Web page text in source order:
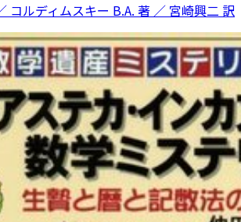
コルディムスキー B.A. 著 ／ 宮崎興二 訳